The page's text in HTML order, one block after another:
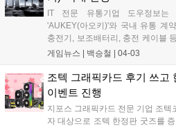
스포츠 공식 대회용 모니터로 선정
IT 전문 유통기업 도우정보
'AUKEY(아오키)'와 국내 유통 계
충전기, 보조배터리, 충전 케이블
시한다고 밝혔다. AUKEY는 2005
전문 기업이다. 브랜드명 AUKEY
책을 의미하는 'Key'의 합성어로, "
사용자에게 새로운 가능성을 제공
게임뉴스 | 백승철 04-03
조텍 그래픽카드 후기 쓰고
이벤트 진행
지포스 그래픽카드 전문 기업 조텍
자 대상으로 조텍 한정판 굿즈를